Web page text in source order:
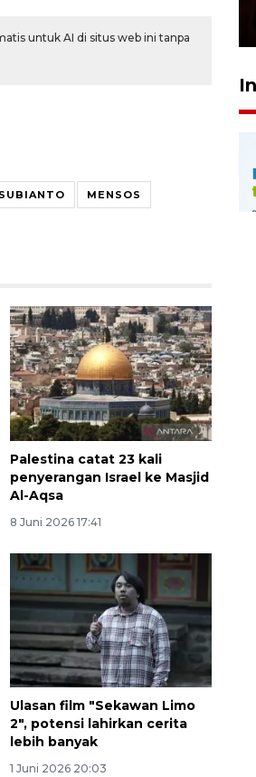
untuk AI di situs web ini tanpa
MENSOS
Palestina catat 23 kali
penyerangan Israel ke Masjid
Al-Aqsa
8 Juni 2026 17:41
Ulasan film "Sekawan Limo
2", potensi lahirkan cerita
lebih banyak
1 Juni 2026 20:03
kejahatan
Jakarta
18:00:00